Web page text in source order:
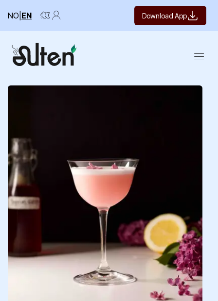
NO EN Download App
Open